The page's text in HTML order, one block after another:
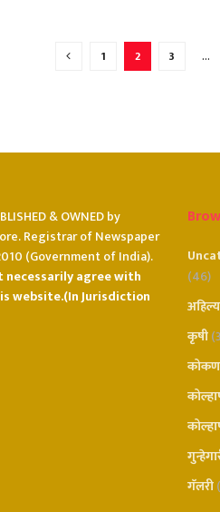
1 2 3 …
& OWNED by
Registrar of Newspaper
(Government of India).
agree with
website.(In Jurisdiction
(46)
कृषी
कोकण
गॅलरी